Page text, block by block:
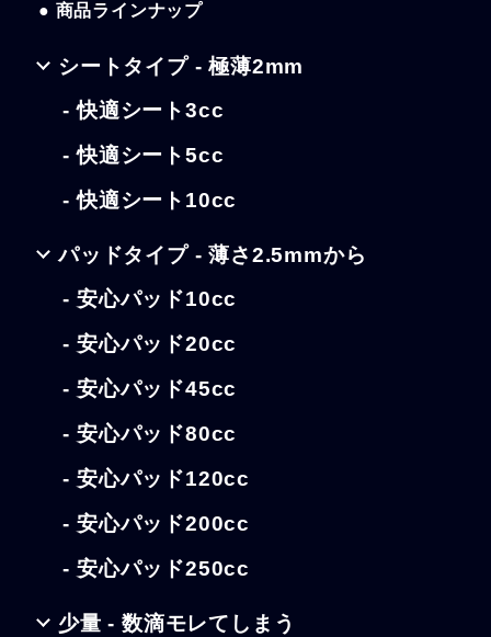
● 商品ラインナップ
シートタイプ - 極薄2mm
- 快適シート3cc
- 快適シート5cc
- 快適シート10cc
パッドタイプ - 薄さ2.5mmから
- 安心パッド10cc
- 安心パッド20cc
- 安心パッド45cc
- 安心パッド80cc
- 安心パッド120cc
- 安心パッド200cc
- 安心パッド250cc
少量 - 数滴モレてしまう